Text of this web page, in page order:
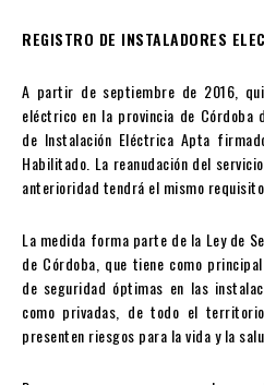
REGISTRO DE INSTALADORES
A partir de septiembre de 2016,
eléctrico en la provincia de
de Instalación Eléctrica Apta
Habilitado. La reanudación del
anterioridad tendrá el mismo
La medida forma parte de la Ley de
de Córdoba, que tiene como
de seguridad óptimas en las
como privadas, de todo el
presenten riesgos para la vida y la